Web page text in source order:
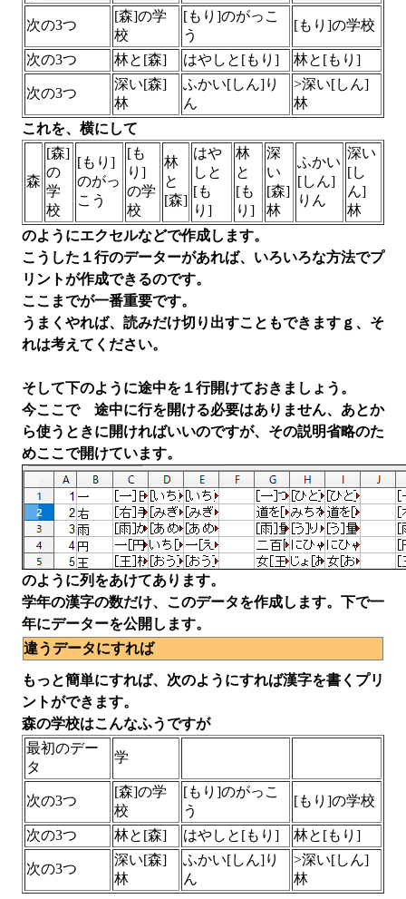
次の3つ
[森]の学
校
[もり]のがっこ
う
[もり]の学校
次の3つ 林と[森] はやしと[もり] 林と[もり]
次の3つ
深い[森]
林
ふかい[しん]り
ん
>深い[しん]
林
これを、横にして
森
[森]
の
学
校
[もり]
のがっ
こう
[も
り]
の学
校
林
と
[森]
はや
しと
[も
り]
林
と
[も
り]
深
い
[森]
林
ふかい
[しん]
りん
深い
[し
ん]
林
のようにエクセルなどで作成します。
こうした１行のデーターがあれば、いろいろな方法でプ
リントが作成できるのです。
ここまでが一番重要です。
うまくやれば、読みだけ切り出すこともできますｇ、そ
れは考えてください。
そして下のように途中を１行開けておきましょう。
今ここで 途中に行を開ける必要はありません、あとか
ら使うときに開ければいいのですが、その説明省略のた
めここで開けています。
のように列をあけてあります。
学年の漢字の数だけ、このデータを作成します。下で一
年にデーターを公開します。
違うデータにすれば
もっと簡単にすれば、次のようにすれば漢字を書くプリ
ントができます。
森の学校はこんなふうですが
最初のデー
タ
学
次の3つ
[森]の学
校
[もり]のがっこ
う
[もり]の学校
次の3つ 林と[森] はやしと[もり] 林と[もり]
次の3つ
深い[森]
林
ふかい[しん]り
ん
>深い[しん]
林